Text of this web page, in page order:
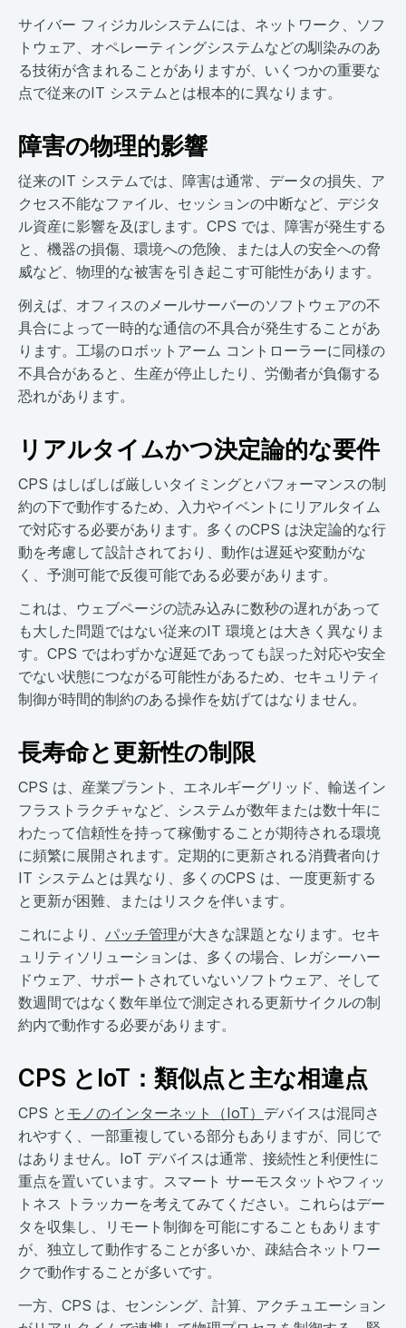
サイバー フィジカルシステムには、ネットワーク、ソフ
トウェア、オペレーティングシステムなどの馴染みのあ
る技術が含まれることがありますが、いくつかの重要な
点で従来のIT システムとは根本的に異なります。
障害の物理的影響
従来のIT システムでは、障害は通常、データの損失、ア
クセス不能なファイル、セッションの中断など、デジタ
ル資産に影響を及ぼします。CPS では、障害が発生する
と、機器の損傷、環境への危険、または人の安全への脅
威など、物理的な被害を引き起こす可能性があります。
例えば、オフィスのメールサーバーのソフトウェアの不
具合によって一時的な通信の不具合が発生することがあ
ります。工場のロボットアーム コントローラーに同様の
不具合があると、生産が停止したり、労働者が負傷する
恐れがあります。
リアルタイムかつ決定論的な要件
CPS はしばしば厳しいタイミングとパフォーマンスの制
約の下で動作するため、入力やイベントにリアルタイム
で対応する必要があります。多くのCPS は決定論的な行
動を考慮して設計されており、動作は遅延や変動がな
く、予測可能で反復可能である必要があります。
これは、ウェブページの読み込みに数秒の遅れがあって
も大した問題ではない従来のIT 環境とは大きく異なりま
す。CPS ではわずかな遅延であっても誤った対応や安全
でない状態につながる可能性があるため、セキュリティ
制御が時間的制約のある操作を妨げてはなりません。
長寿命と更新性の制限
CPS は、産業プラント、エネルギーグリッド、輸送イン
フラストラクチャなど、システムが数年または数十年に
わたって信頼性を持って稼働することが期待される環境
に頻繁に展開されます。定期的に更新される消費者向け
IT システムとは異なり、多くのCPS は、一度更新する
と更新が困難、またはリスクを伴います。
これにより、 パッチ管理が大きな課題となります。セキ
ュリティソリューションは、多くの場合、レガシーハー
ドウェア、サポートされていないソフトウェア、そして
数週間ではなく数年単位で測定される更新サイクルの制
約内で動作する必要があります。
CPS とIoT：類似点と主な相違点
CPS と モノのインターネット（IoT） デバイスは混同さ
れやすく、一部重複している部分もありますが、同じで
はありません。IoT デバイスは通常、接続性と利便性に
重点を置いています。スマート サーモスタットやフィッ
トネス トラッカーを考えてみてください。これらはデー
タを収集し、リモート制御を可能にすることもあります
が、独立して動作することが多いか、疎結合ネットワー
クで動作することが多いです。
一方、CPS は、センシング、計算、アクチュエーション